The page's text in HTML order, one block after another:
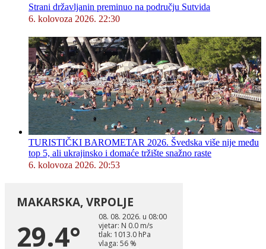
Strani državljanin preminuo na području Sutvida
6. kolovoza 2026. 22:30
TURISTIČKI BAROMETAR 2026. Švedska više nije među
top 5, ali ukrajinsko i domaće tržište snažno raste
6. kolovoza 2026. 20:53